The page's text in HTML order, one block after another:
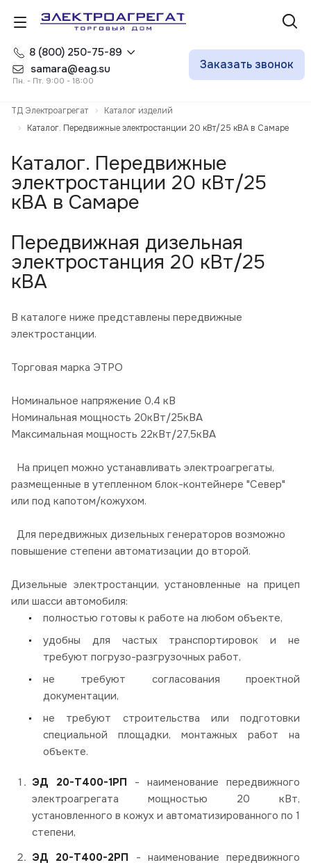
8 (800) 250-75-89
samara@eag.su
Пн. - Пт. 9:00 - 18:00
Заказать звонок
ТД Электроагрегат
Каталог изделий
Каталог. Передвижные электростанции 20 кВт/25 кВА в Самаре
Каталог. Передвижные
электростанции 20 кВт/25
кВА в Самаре
Передвижная дизельная
электростанция 20 кВт/25
кВА
В каталоге ниже представлены передвижные
электростанции.
Торговая марка ЭТРО
Номинальное напряжение 0,4 кВ
Номинальная мощность 20кВт/25кВА
Максимальная мощность 22кВт/27,5кВА
На прицеп можно устанавливать электроагрегаты,
размещенные в утепленном блок-контейнере "Север"
или под капотом/кожухом.
Для передвижных дизельных генераторов возможно
повышение степени автоматизации до второй.
Дизельные электростанции, установленные на прицеп
или шасси автомобиля:
полностью готовы к работе на любом объекте,
удобны для частых транспортировок и не
требуют погрузо-разгрузочных работ,
не требуют согласования проектной
документации,
не требуют строительства или подготовки
специальной площадки, монтажных работ на
объекте.
ЭД 20-Т400-1РП - наименование передвижного
электроагрегата мощностью 20 кВт,
установленного в кожух и автоматизированного по 1
степени,
ЭД 20-Т400-2РП - наименование передвижного